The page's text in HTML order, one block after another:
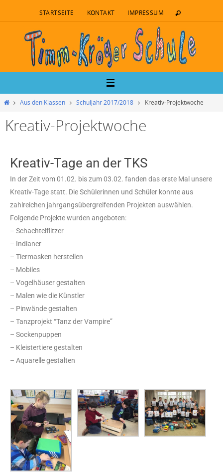
STARTSEITE KONTAKT IMPRESSUM
Aus den Klassen Schuljahr 2017/2018 Kreativ-Projektwoche
Kreativ-Projektwoche
Kreativ-Tage an der TKS
In der Zeit vom 01.02. bis zum 03.02. fanden das erste Mal unsere
Kreativ-Tage statt. Die Schülerinnen und Schüler konnte aus
zahlreichen jahrgangsübergreifenden Projekten auswählen.
Folgende Projekte wurden angeboten:
– Schachtelflitzer
– Indianer
– Tiermasken herstellen
– Mobiles
– Vogelhäuser gestalten
– Malen wie die Künstler
– Pinwände gestalten
– Tanzprojekt “Tanz der Vampire”
– Sockenpuppen
– Kleistertiere gestalten
– Aquarelle gestalten